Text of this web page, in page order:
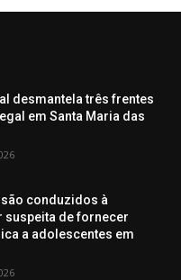
desmantela três frentes
em Santa Maria das
conduzidos à
suspeita de fornecer
a adolescentes em